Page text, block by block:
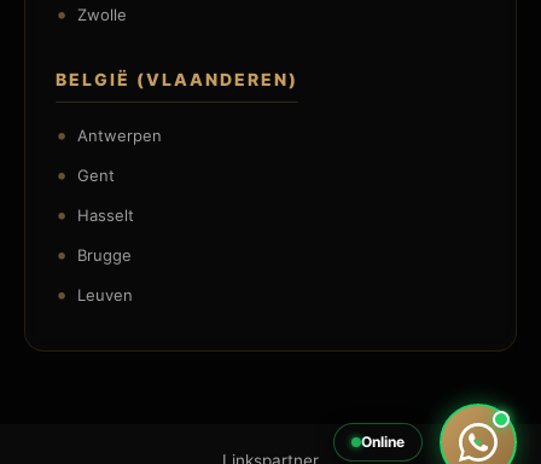
Zwolle
BELGIË (VLAANDEREN)
Antwerpen
Gent
Hasselt
Brugge
Leuven
Online